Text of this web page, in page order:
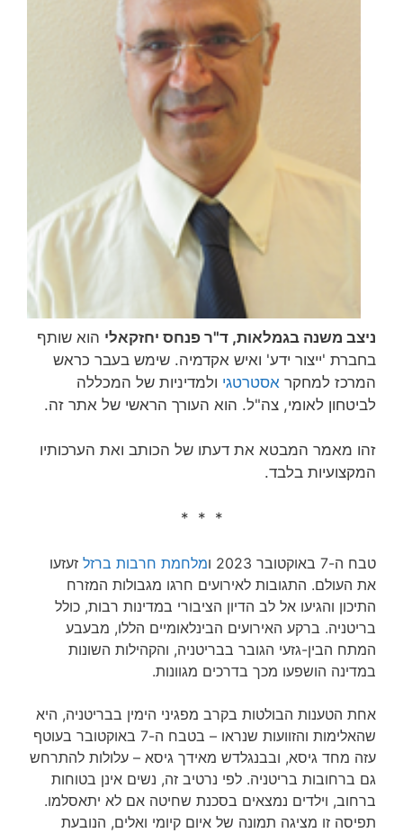
ניצב משנה בגמלאות, ד"ר פנחס יחזקאלי הוא שותף
בחברת 'ייצור ידע' ואיש אקדמיה. שימש בעבר כראש
המרכז למחקר אסטרטגי ולמדיניות של המכללה
לביטחון לאומי, צה"ל. הוא העורך הראשי של אתר זה.
זהו מאמר המבטא את דעתו של הכותב ואת הערכותיו
המקצועיות בלבד.
* * *
טבח ה-7 באוקטובר 2023 ו מלחמת חרבות ברזל זעזעו
את העולם. התגובות לאירועים חרגו מגבולות המזרח
התיכון והגיעו אל לב הדיון הציבורי במדינות רבות, כולל
בריטניה. ברקע האירועים הבינלאומיים הללו, מבעבע
המתח הבין-גזעי הגובר בבריטניה, והקהילות השונות
במדינה הושפעו מכך בדרכים מגוונות.
אחת הטענות הבולטות בקרב מפגיני הימין בבריטניה, היא
שהאלימות והזוועות שנראו – בטבח ה-7 באוקטובר בעוטף
עזה מחד גיסא, ובבנגלדש מאידך גיסא – עלולות להתרחש
גם ברחובות בריטניה. לפי נרטיב זה, נשים אינן בטוחות
ברחוב, וילדים נמצאים בסכנת שחיטה אם לא יתאסלמו.
תפיסה זו מציגה תמונה של איום קיומי ואלים, הנובעת